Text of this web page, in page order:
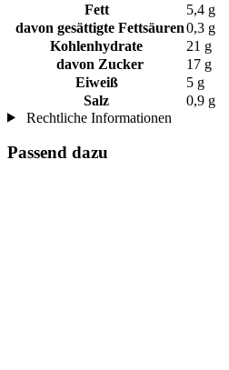
Fett
5,4 g
davon gesättigte Fettsäuren0,3 g
Kohlenhydrate
21 g
davon Zucker
17 g
Eiweiß
5 g
Salz
0,9 g
Rechtliche Informationen
Passend dazu